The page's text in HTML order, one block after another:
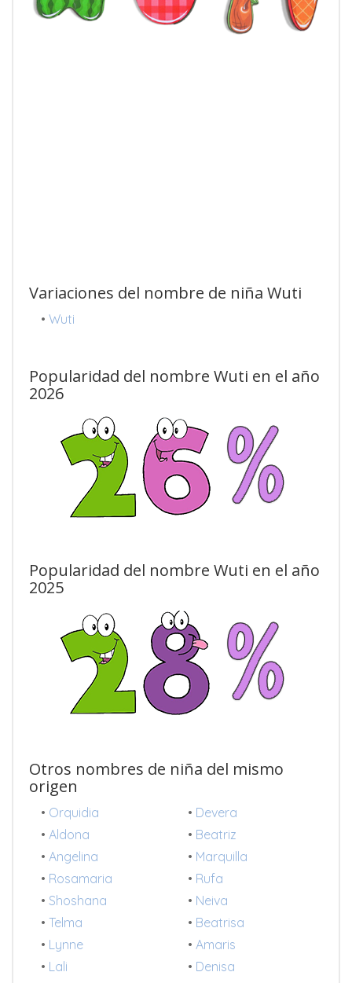
Variaciones del nombre de niña Wuti
• Wuti
Popularidad del nombre Wuti en el año
2026
Popularidad del nombre Wuti en el año
2025
Otros nombres de niña del mismo
origen
• Orquidia • Devera
• Aldona • Beatriz
• Angelina • Marquilla
• Rosamaria • Rufa
• Shoshana • Neiva
• Telma • Beatrisa
• Lynne • Amaris
• Lali • Denisa